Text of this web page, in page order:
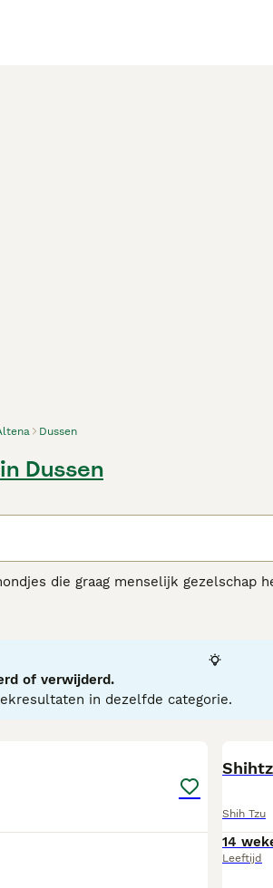
Dussen
in Dussen
die graag menselijk
ook goed aan en zijn gelukkig in
informatie over dit hondenras.
of verwijderd.
in dezelfde categorie.
Shih Tzu
14
Leeftijd